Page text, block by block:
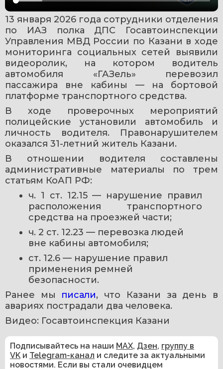
13 января 2026 года сотрудники отделения
по ИАЗ полка ДПС Госавтоинспекции
Управления МВД России по Казани в ходе
мониторинга социальных сетей выявили
видеоролик, на котором водитель
автомобиля «ГАЗель» перевозил
пассажира вне кабины — на бортовой
платформе транспортного средства.
В ходе проверочных мероприятий
полицейские установили автомобиль и
личность водителя. Правонарушителем
оказался 31-летний житель Казани.
В отношении водителя составлены
административные материалы по трем
статьям КоАП РФ:
ч. 1 ст. 12.15 — нарушение правил
расположения транспортного
средства на проезжей части;
ч. 2 ст. 12.23 — перевозка людей
вне кабины автомобиля;
ст. 12.6 — нарушение правил
применения ремней
безопасности.
Ранее мы писали, что Казани за день в
авариях пострадали два человека.
Видео: Госавтоинспекция Казани
Подписывайтесь на наши MAX, Дзен, группу в
VK и Telegram-канал и следите за актуальными
новостями. Если вы стали очевидцем